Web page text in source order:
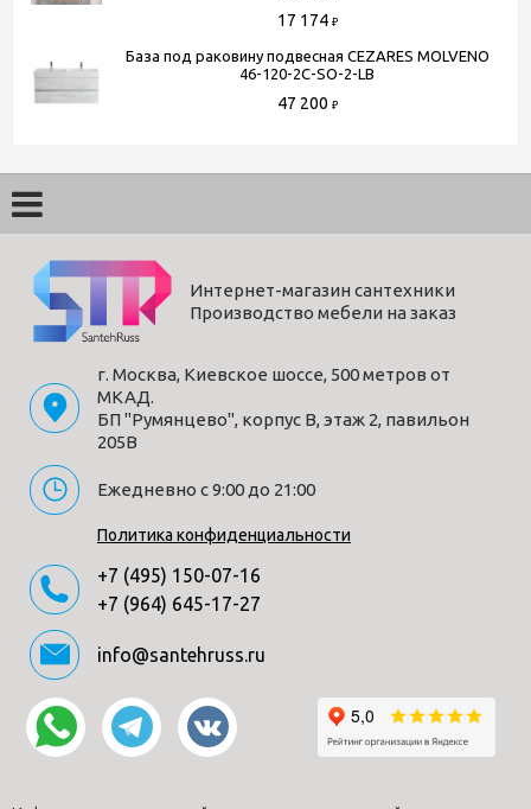
17 174 ₽
База под раковину подвесная CEZARES MOLVENO
46-120-2C-SO-2-LB
47 200 ₽
Интернет-магазин сантехники
Производство мебели на заказ
г. Москва, Киевское шоссе, 500 метров от
МКАД.
БП "Румянцево", корпус В, этаж 2, павильон
205В
Ежедневно с 9:00 до 21:00
Политика конфиденциальности
+7 (495) 150-07-16
+7 (964) 645-17-27
info@santehruss.ru